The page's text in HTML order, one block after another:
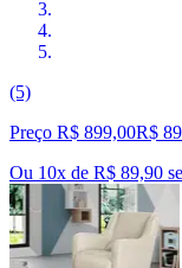
(5)
Preço R$ 899,00R$
Ou 10x de R$ 89,90